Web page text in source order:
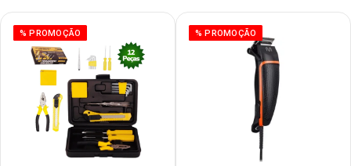
% PROMOÇÃO % PROMOÇÃO